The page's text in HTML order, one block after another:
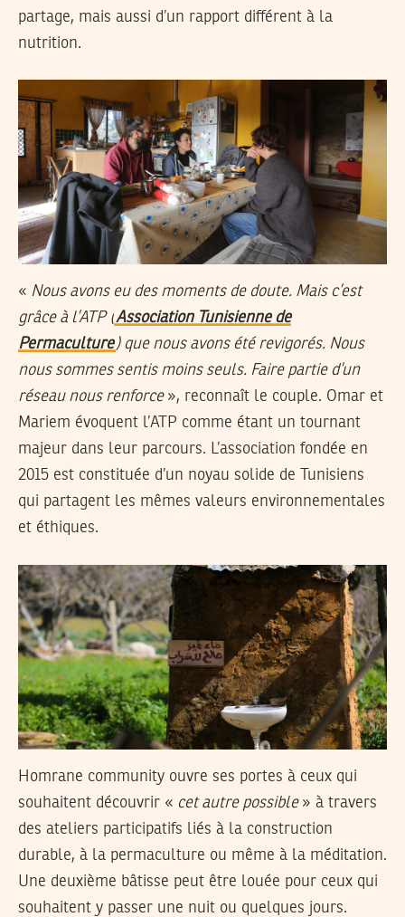
partage, mais aussi d’un rapport différent à la
nutrition.
« Nous avons eu des moments de doute. Mais c’est
grâce à l’ATP (Association Tunisienne de
Permaculture) que nous avons été revigorés. Nous
nous sommes sentis moins seuls. Faire partie d’un
réseau nous renforce », reconnaît le couple. Omar et
Mariem évoquent l’ATP comme étant un tournant
majeur dans leur parcours. L’association fondée en
2015 est constituée d’un noyau solide de Tunisiens
qui partagent les mêmes valeurs environnementales
et éthiques.
Homrane community ouvre ses portes à ceux qui
souhaitent découvrir « cet autre possible » à travers
des ateliers participatifs liés à la construction
durable, à la permaculture ou même à la méditation.
Une deuxième bâtisse peut être louée pour ceux qui
souhaitent y passer une nuit ou quelques jours.